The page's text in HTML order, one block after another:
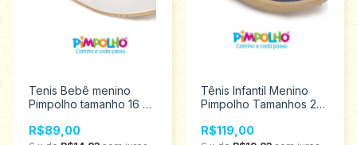
Tenis Bebê menino
Pimpolho tamanho 16 ao
R$89,00
Tênis Infantil Menino
Pimpolho Tamanhos 22
R$119,00